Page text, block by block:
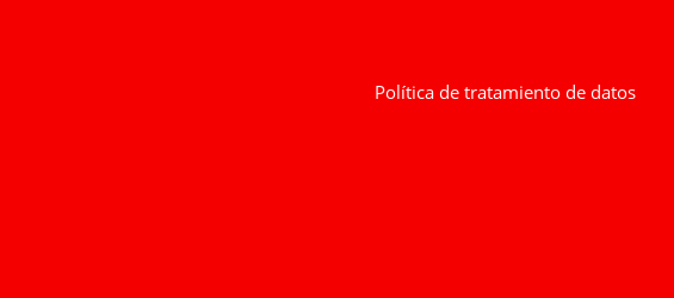
Política de tratamiento de datos